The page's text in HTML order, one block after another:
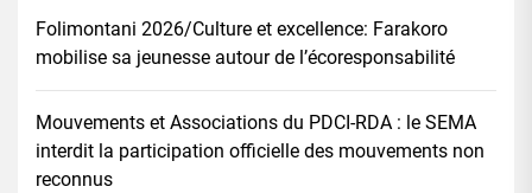
Folimontani 2026/Culture et excellence: Farakoro
mobilise sa jeunesse autour de l’écoresponsabilité
Mouvements et Associations du PDCI-RDA : le SEMA
interdit la participation officielle des mouvements non
reconnus